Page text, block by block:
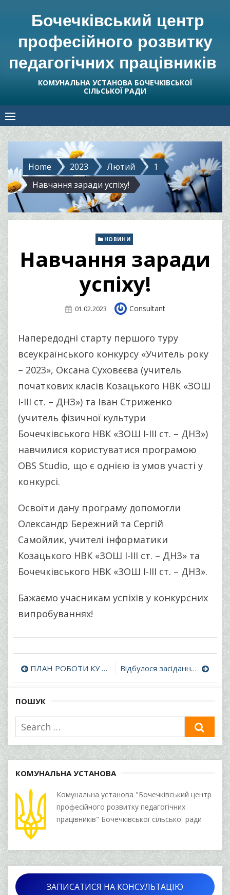
Бочечківський центр
професійного розвитку
педагогічних працівників
КОМУНАЛЬНА УСТАНОВА БОЧЕЧКІВСЬКОЇ
СІЛЬСЬКОЇ РАДИ
Home 2023 Лютий
1
Навчання заради успіху!
НОВИНИ
Навчання заради
успіху!
Posted
01.02.2023 Author
Consultant
Напередодні старту першого туру
всеукраїнського конкурсу «Учитель року
– 2023», Оксана Суховєєва (учитель
початкових класів Козацького НВК «ЗОШ
І-ІІІ ст. – ДНЗ») та Іван Стриженко
(учитель фізичної культури
Бочечківського НВК «ЗОШ І-ІІІ ст. – ДНЗ»)
навчилися користуватися програмою
OBS Studio, що є однією із умов участі у
конкурсі.
Освоїти дану програму допомогли
Олександр Бережний та Сергій
Самойлик, учителі інформатики
Козацького НВК «ЗОШ І-ІІІ ст. – ДНЗ» та
Бочечківського НВК «ЗОШ І-ІІІ ст. – ДНЗ».
Бажаємо учасникам успіхів у конкурсних
випробуваннях!
Навігація
записів
ПЛАН РОБОТИ КУ «Бочечківський центр професійного розвитку педагогічних працівників» Бочечківської сільської ради Конотопського району Сумської області на 2023 рік Відбулося засідання професійної спільноти педагогів
ПОШУК
Search
for:
КОМУНАЛЬНА УСТАНОВА
Комунальна установа "Бочечківський центр
професійного розвитку педагогічних
працівників" Бочечківської сільської ради
ЗАПИСАТИСЯ НА КОНСУЛЬТАЦІЮ